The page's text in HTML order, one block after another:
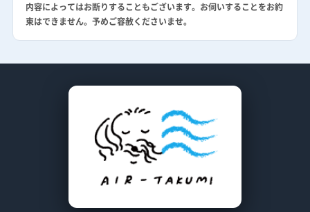
内容によってはお断りすることもございます。お伺いすることをお約
束はできません。予めご容赦くださいませ。